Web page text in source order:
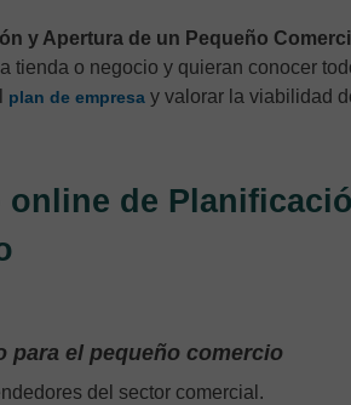
y Apertura de un Pequeño
tienda o negocio y quieran conocer
plan de empresa y valorar la viabilidad
online de
para el pequeño comercio
del sector comercial.